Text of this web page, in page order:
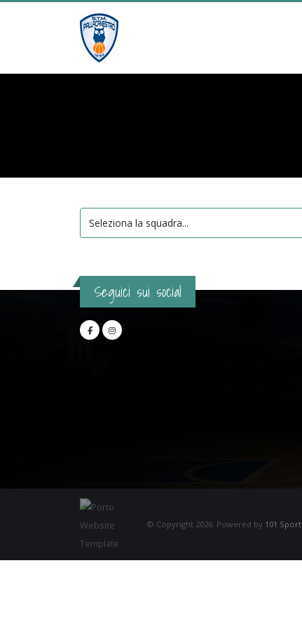
Seguici sui social
© Copyright 2026. Powered by 101 Sport